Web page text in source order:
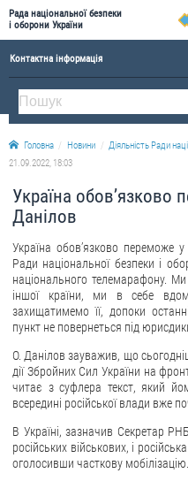
Рада національної безпеки
і оборони України
Контактна інформація
ПРО РНБОУ
Склад Ради національної безпеки і
Апарат Ради національної безпеки і
Історична довідка про діяльність Ради
ПРЕСЦЕНТР
Новини
Фотогалерея
Відеогалерея
ЗВЕРНЕННЯ ГРОМАДЯН
Звернення громадян
Головна Новини
Діяльність Ради
21.09.2022, 18:03
Україна обов’язково
Данілов
Україна обов’язково переможе
Ради національної безпеки і
національного телемарафону.
іншої країни, ми в себе
захищатимемо її, допоки
пункт не повернеться під
О. Данілов зауважив, що
дії Збройних Сил України на
читає з суфлера текст, який
всередині російської влади вже
В Україні, зазначив Секретар
російських військових, і
оголосивши часткову мобілізацію.